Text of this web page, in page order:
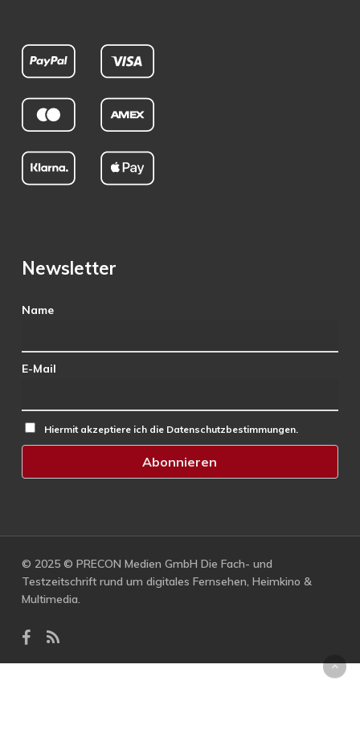
Newsletter
Name
E-Mail
Hiermit akzeptiere ich die Datenschutzbestimmungen.
© 2025 © PRECON Medien GmbH Die Fach- und
Testzeitschrift rund um digitales Fernsehen, Heimkino &
Multimedia.
facebook
RSS